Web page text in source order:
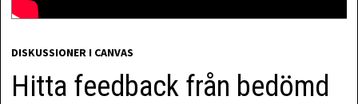
DISKUSSIONER I CANVAS
Hitta feedback från bedömd